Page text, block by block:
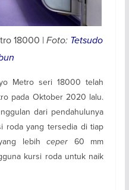
18000 | Foto: Tetsudo
Metro seri 18000 telah
pada Oktober 2020 lalu.
dari pendahulunya
roda yang tersedia di tiap
lebihceper 60 mm
kursi roda untuk naik